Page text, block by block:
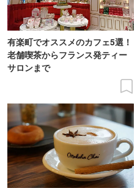
有楽町でオススメのカフェ5選！
老舗喫茶からフランス発ティー
サロンまで